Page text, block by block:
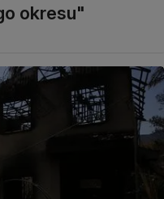
okresu"